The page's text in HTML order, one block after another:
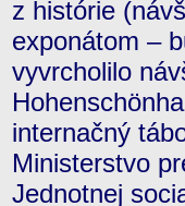
z histórie
exponátom –
vyvrcholilo
internačný
Ministerstvo
Jednotnej